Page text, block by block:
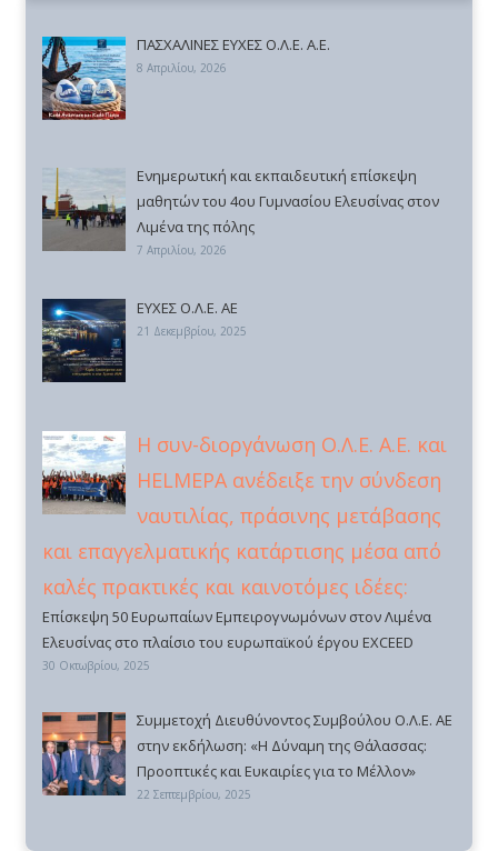
ΠΑΣΧΑΛΙΝΕΣ ΕΥΧΕΣ Ο.Λ.Ε. Α.Ε.
8 Απριλίου, 2026
Ενημερωτική και εκπαιδευτική επίσκεψη
μαθητών του 4ου Γυμνασίου Ελευσίνας στον
Λιμένα της πόλης
7 Απριλίου, 2026
ΕΥΧΕΣ Ο.Λ.Ε. ΑΕ
21 Δεκεμβρίου, 2025
Η συν-διοργάνωση Ο.Λ.Ε. Α.Ε. και
HELMEPA ανέδειξε την σύνδεση
ναυτιλίας, πράσινης μετάβασης
και επαγγελματικής κατάρτισης μέσα από
καλές πρακτικές και καινοτόμες ιδέες:
Επίσκεψη 50 Ευρωπαίων Εμπειρογνωμόνων στον Λιμένα
Ελευσίνας στο πλαίσιο του ευρωπαϊκού έργου EXCEED
30 Οκτωβρίου, 2025
Συμμετοχή Διευθύνοντος Συμβούλου Ο.Λ.Ε. ΑΕ
στην εκδήλωση: «Η Δύναμη της Θάλασσας:
Προοπτικές και Ευκαιρίες για το Μέλλον»
22 Σεπτεμβρίου, 2025